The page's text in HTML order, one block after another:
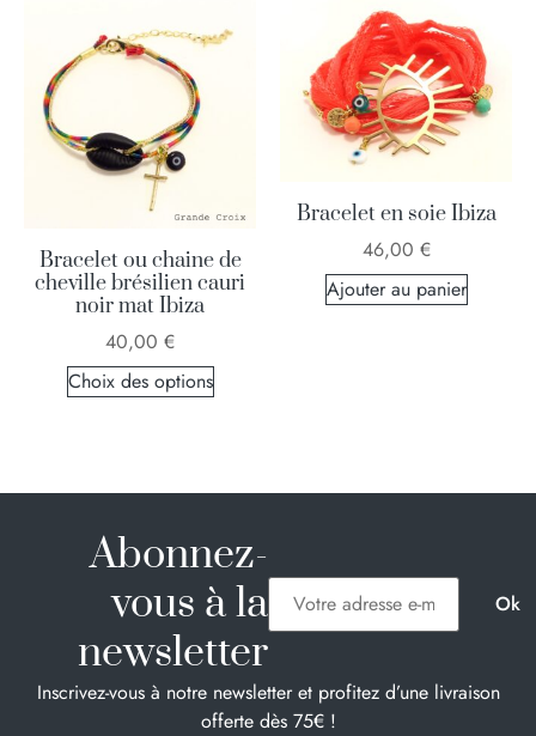
Bracelet ou chaine de
cheville brésilien cauri
noir mat Ibiza
40,00 €
Choix des options
Bracelet en soie Ibiza
46,00 €
Ajouter au panier
Abonnez-
vous à la
newsletter
Inscrivez-vous à notre newsletter et profitez d’une livraison
offerte dès 75€ !